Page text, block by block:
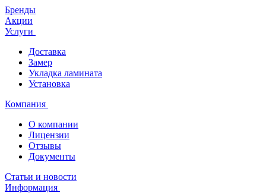
Бренды
Акции
Услуги
Доставка
Замер
Укладка ламината
Установка
Компания
О компании
Лицензии
Отзывы
Документы
Статьи и новости
Информация